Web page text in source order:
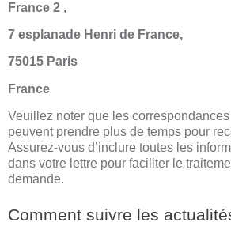
France 2 ,
7 esplanade Henri de France,
75015 Paris
France
Veuillez noter que les
peuvent prendre plus de temps pour
Assurez-vous d’inclure toutes les
dans votre lettre pour faciliter le
demande.
Comment suivre les